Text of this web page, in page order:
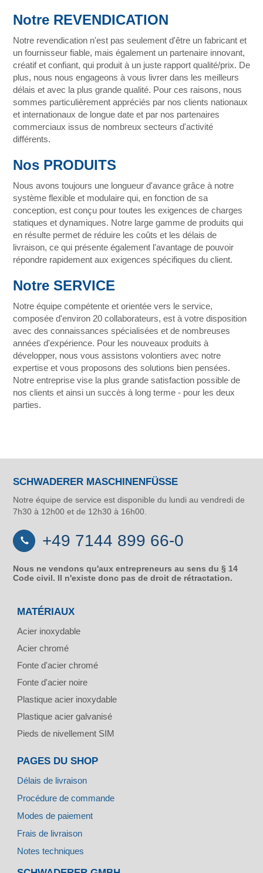
Notre REVENDICATION
Notre revendication n'est pas seulement d'être un fabricant et
un fournisseur fiable, mais également un partenaire innovant,
créatif et confiant, qui produit à un juste rapport qualité/prix. De
plus, nous nous engageons à vous livrer dans les meilleurs
délais et avec la plus grande qualité. Pour ces raisons, nous
sommes particulièrement appréciés par nos clients nationaux
et internationaux de longue date et par nos partenaires
commerciaux issus de nombreux secteurs d'activité
différents.
Nos PRODUITS
Nous avons toujours une longueur d'avance grâce à notre
système flexible et modulaire qui, en fonction de sa
conception, est conçu pour toutes les exigences de charges
statiques et dynamiques. Notre large gamme de produits qui
en résulte permet de réduire les coûts et les délais de
livraison, ce qui présente également l'avantage de pouvoir
répondre rapidement aux exigences spécifiques du client.
Notre SERVICE
Notre équipe compétente et orientée vers le service,
composée d'environ 20 collaborateurs, est à votre disposition
avec des connaissances spécialisées et de nombreuses
années d'expérience. Pour les nouveaux produits à
développer, nous vous assistons volontiers avec notre
expertise et vous proposons des solutions bien pensées.
Notre entreprise vise la plus grande satisfaction possible de
nos clients et ainsi un succès à long terme - pour les deux
parties.
SCHWADERER MASCHINENFÜSSE
Notre équipe de service est disponible du lundi au vendredi de
7h30 à 12h00 et de 12h30 à 16h00.
+49 7144 899 66-0
Nous ne vendons qu'aux entrepreneurs au sens du § 14
Code civil. Il n'existe donc pas de droit de rétractation.
MATÉRIAUX
Acier inoxydable
Acier chromé
Fonte d'acier chromé
Fonte d'acier noire
Plastique acier inoxydable
Plastique acier galvanisé
Pieds de nivellement SIM
PAGES DU SHOP
Délais de livraison
Procédure de commande
Modes de paiement
Frais de livraison
Notes techniques